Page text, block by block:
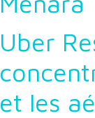
Uber
et les